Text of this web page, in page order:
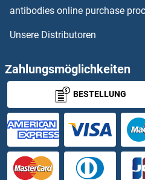
ABL1 Antikörper
ABL2 Antikörper
ABLIM2 Antikörper
ABLIM3 Antikörper
ABO Antikörper
antibodies online purchase
Unsere Distributoren
Zahlungsmöglichkeiten
BESTELLUNG